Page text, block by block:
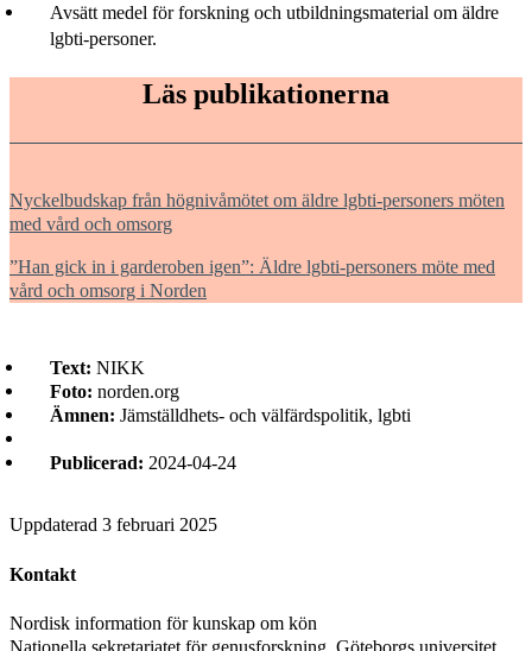
Avsätt medel för forskning och utbildningsmaterial om äldre
lgbti-personer.
Läs publikationerna
Nyckelbudskap från högnivåmötet om äldre lgbti-personers möten
med vård och omsorg
”Han gick in i garderoben igen”: Äldre lgbti-personers möte med
vård och omsorg i Norden
Text: NIKK
Foto: norden.org
Ämnen: Jämställdhets- och välfärdspolitik, lgbti
Publicerad: 2024-04-24
Uppdaterad 3 februari 2025
Kontakt
Nordisk information för kunskap om kön